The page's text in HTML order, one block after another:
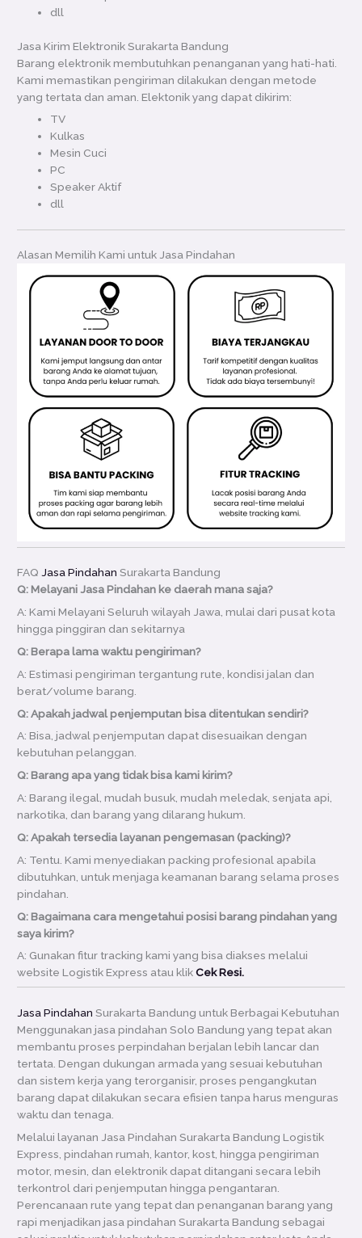
dll
Jasa Kirim Elektronik Surakarta Bandung
Barang elektronik membutuhkan penanganan yang hati-hati.
Kami memastikan pengiriman dilakukan dengan metode
yang tertata dan aman. Elektonik yang dapat dikirim:
TV
Kulkas
Mesin Cuci
PC
Speaker Aktif
dll
Alasan Memilih Kami untuk Jasa Pindahan
FAQJasa Pindahan Surakarta Bandung
Q: Melayani Jasa Pindahan ke daerah mana saja?
A: Kami Melayani Seluruh wilayah Jawa, mulai dari pusat kota
hingga pinggiran dan sekitarnya
Q: Berapa lama waktu pengiriman?
A: Estimasi pengiriman tergantung rute, kondisi jalan dan
berat/volume barang.
Q: Apakah jadwal penjemputan bisa ditentukan sendiri?
A: Bisa, jadwal penjemputan dapat disesuaikan dengan
kebutuhan pelanggan.
Q: Barang apa yang tidak bisa kami kirim?
A: Barang ilegal, mudah busuk, mudah meledak, senjata api,
narkotika, dan barang yang dilarang hukum.
Q: Apakah tersedia layanan pengemasan (packing)?
A: Tentu. Kami menyediakan packing profesional apabila
dibutuhkan, untuk menjaga keamanan barang selama proses
pindahan.
Q: Bagaimana cara mengetahui posisi barang pindahan yang
saya kirim?
A: Gunakan fitur tracking kami yang bisa diakses melalui
website Logistik Express atau klikCek Resi.
Jasa Pindahan Surakarta Bandung untuk Berbagai Kebutuhan
Menggunakan jasa pindahan Solo Bandung yang tepat akan
membantu proses perpindahan berjalan lebih lancar dan
tertata. Dengan dukungan armada yang sesuai kebutuhan
dan sistem kerja yang terorganisir, proses pengangkutan
barang dapat dilakukan secara efisien tanpa harus menguras
waktu dan tenaga.
Melalui layanan Jasa Pindahan Surakarta Bandung Logistik
Express, pindahan rumah, kantor, kost, hingga pengiriman
motor, mesin, dan elektronik dapat ditangani secara lebih
terkontrol dari penjemputan hingga pengantaran.
Perencanaan rute yang tepat dan penanganan barang yang
rapi menjadikan jasa pindahan Surakarta Bandung sebagai